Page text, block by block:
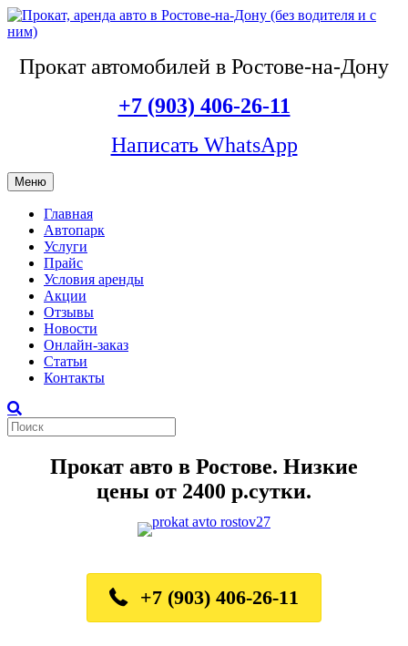
Прокат автомобилей в Ростове-на-Дону
+7 (903) 406-26-11
Написать WhatsApp
Меню
Главная
Автопарк
Услуги
Прайс
Условия аренды
Акции
Отзывы
Новости
Онлайн-заказ
Статьи
Контакты
Прокат авто в Ростове. Низкие
цены от 2400 р.сутки.
+7 (903) 406-26-11